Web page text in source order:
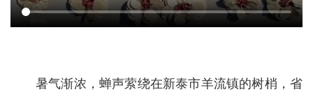
暑气渐浓，蝉声萦绕在新泰市羊流镇的树梢，省